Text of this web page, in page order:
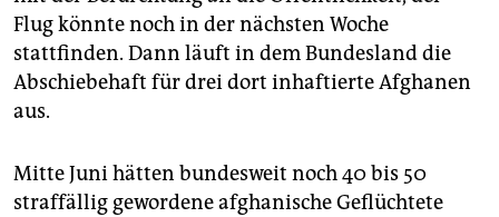
Flug könnte noch in der nächsten Woche
stattfinden. Dann läuft in dem Bundesland die
Abschiebehaft für drei dort inhaftierte Afghanen
aus.
Mitte Juni hätten bundesweit noch 40 bis 50
straffällig gewordene afghanische Geflüchtete